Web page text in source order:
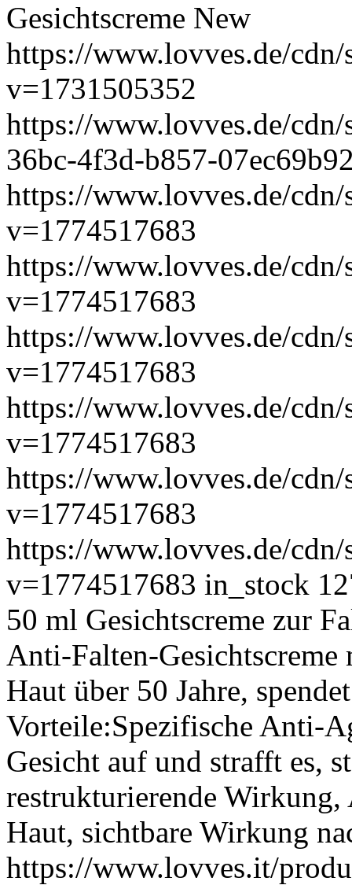
Gesichtscreme New
https://www.lovves.de/
v=1731505352
https://www.lovves.de/
36bc-4f3d-b857-
https://www.lovves.de/
v=1774517683
https://www.lovves.de/
v=1774517683
https://www.lovves.de/
v=1774517683
https://www.lovves.de/
v=1774517683
https://www.lovves.de/
v=1774517683
https://www.lovves.de/
v=1774517683 in_stock
50 ml Gesichtscreme zur
Anti-Falten-
Haut über 50 Jahre,
Vorteile:Spezifische Anti-
Gesicht auf und strafft es,
restrukturierende
Haut, sichtbare Wirkung
https://www.lovves.it/